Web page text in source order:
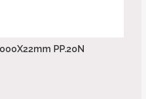
PP.20N